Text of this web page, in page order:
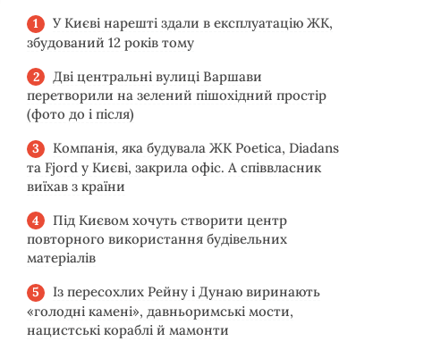
У Києві нарешті здали в експлуатацію ЖК,
збудований 12 років тому
Дві центральні вулиці Варшави
перетворили на зелений пішохідний простір
(фото до і після)
Компанія, яка будувала ЖК Poetica, Diadans
та Fjord у Києві, закрила офіс. А співвласник
виїхав з країни
Під Києвом хочуть створити центр
повторного використання будівельних
матеріалів
Із пересохлих Рейну і Дунаю виринають
«голодні камені», давньоримські мости,
нацистські кораблі й мамонти